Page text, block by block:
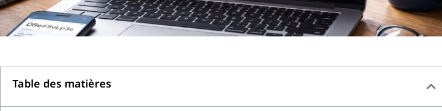
Table des matières